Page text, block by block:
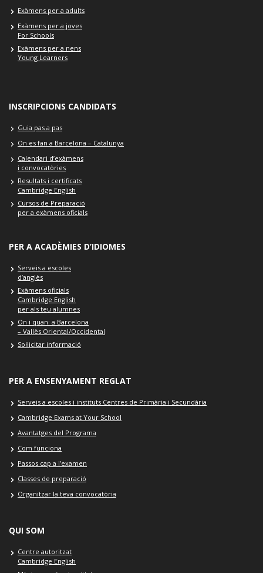
Exàmens per a adults
Exàmens per a joves
For Schools
Exàmens per a nens
Young Learners
INSCRIPCIONS CANDIDATS
Guia pas a pas
On es fan a Barcelona – Catalunya
Calendari d’exàmens
i convocatòries
Resultats i certificats
Cambridge English
Cursos de Preparació
per a exàmens oficials
PER A ACADÈMIES D’IDIOMES
Serveis a escoles
d’anglès
Exàmens oficials
Cambridge English
per als teu alumnes
On i quan: a Barcelona
– Vallès Oriental/Occidental
Sol·licitar informació
PER A ENSENYAMENT REGLAT
Serveis a escoles i instituts Centres de Primària i Secundària
Cambridge Exams at Your School
Avantatges del Programa
Com funciona
Passos cap a l’examen
Classes de preparació
Organitzar la teva convocatòria
QUI SOM
Centre autoritzat
Cambridge English